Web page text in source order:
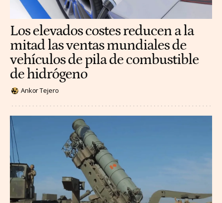
Los elevados costes reducen a la
mitad las ventas mundiales de
vehículos de pila de combustible
de hidrógeno
Ankor Tejero